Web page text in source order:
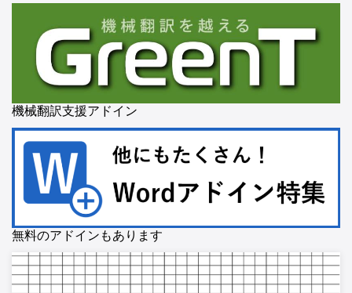
機械翻訳支援アドイン
無料のアドインもあります